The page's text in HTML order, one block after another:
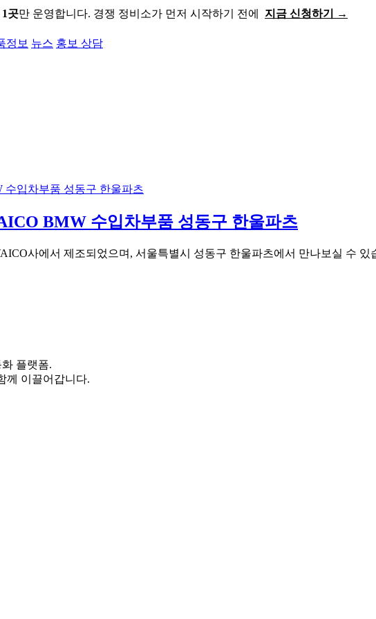
곳만 운영합니다. 경쟁 정비소가 먼저 시작하기 전에 지금 신청하기 →
정보 뉴스 홍보 상담
BMW 수입차부품 성동구 한울파츠
사에서 제조되었으며, 서울특별시 성동구 한울파츠에서 만나보실 수
플랫폼.
께 이끌어갑니다.